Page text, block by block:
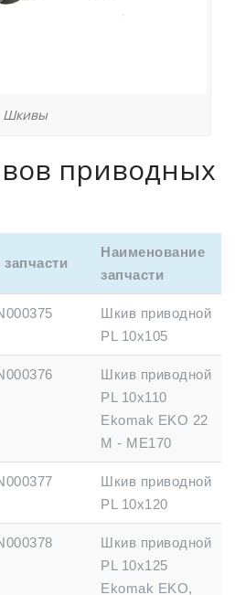
Шкивы
приводных
Наименование
запчасти
Шкив приводной
PL 10x105
Шкив приводной
PL 10x110
Ekomak EKO 22
M - ME170
Шкив приводной
PL 10x120
Шкив приводной
PL 10x125
Ekomak EKO,